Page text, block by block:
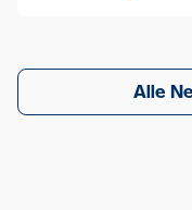
Alle